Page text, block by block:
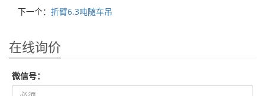
下一个： 折臂6.3吨随车吊
在线询价
微信号：